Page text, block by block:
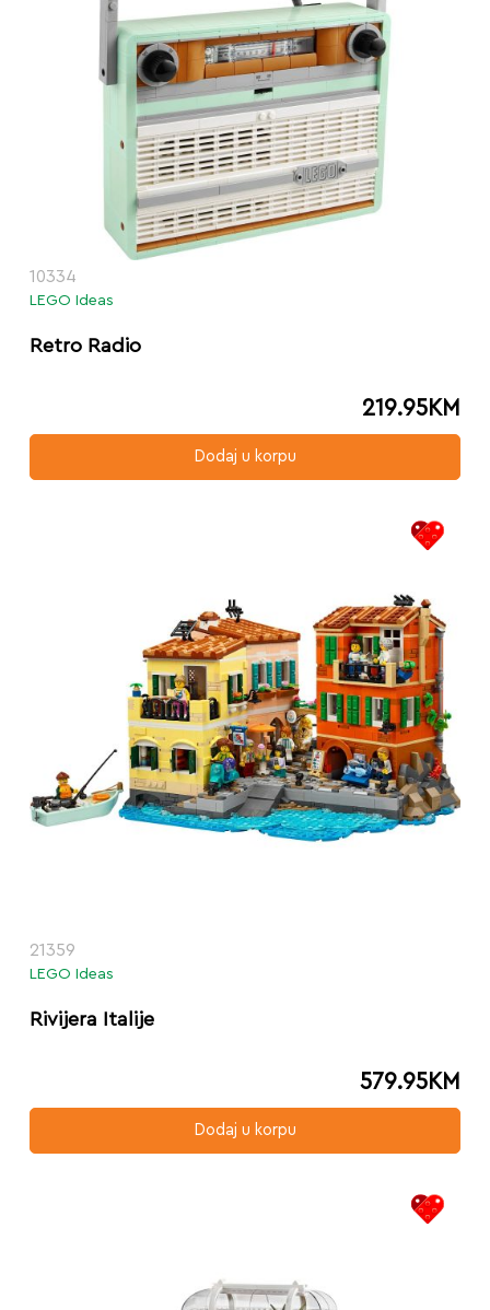
10334
LEGO Ideas
Retro Radio
219.95KM
Dodaj u korpu
21359
LEGO Ideas
Rivijera Italije
579.95KM
Dodaj u korpu